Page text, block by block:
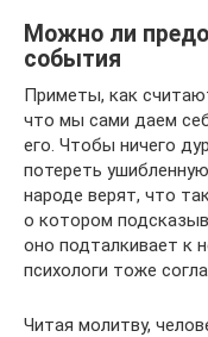
Можно ли
события
Приметы, как
что мы сами даем
его. Чтобы ничего
потереть
народе верят, что
о котором
оно подталкивает к
психологи тоже
Читая молитву,